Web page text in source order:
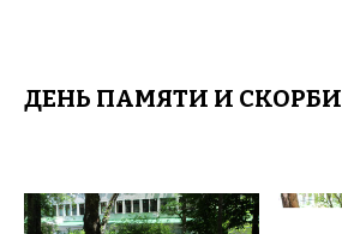
ДЕНЬ ПАМЯТИ И СКОРБИ